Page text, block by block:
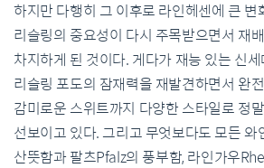
하지만 다행히 그 이후로 라인헤센에 큰 변
리슬링의 중요성이 다시 주목받으면서 재
차지하게 된 것이다. 게다가 재능 있는 신
리슬링 포도의 잠재력을 재발견하면서 완
감미로운 스위트까지 다양한 스타일로 정
선보이고 있다. 그리고 무엇보다도 모든
산뜻함과 팔츠Pfalz의 풍부함, 라인가우